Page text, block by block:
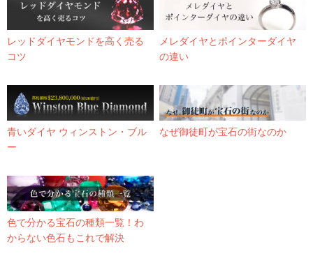
レッドダイヤモンドを高く売る
コツ
メレダイヤとポインターダイヤ
の違い
青いダイヤ ウィンストン・ブル
ー
なぜ御徒町が宝石の街なのか
色で分かる宝石の種類一覧！わ
からない色石もこれで解決